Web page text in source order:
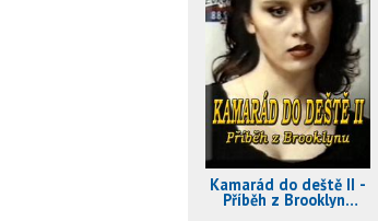
Kamarád do deště II -
Příběh z Brooklynu